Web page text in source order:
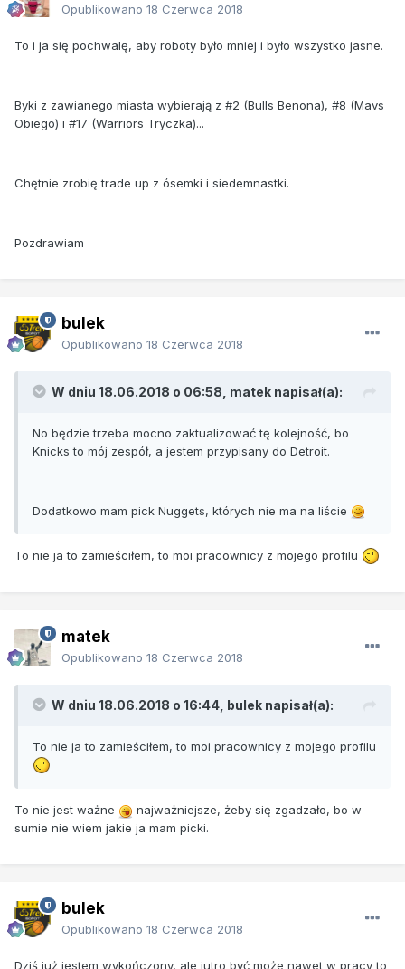
Opublikowano 18 Czerwca 2018
To i ja się pochwalę, aby roboty było mniej i było wszystko jasne.
Byki z zawianego miasta wybierają z #2 (Bulls Benona), #8 (Mavs
Obiego) i #17 (Warriors Tryczka)...
Chętnie zrobię trade up z ósemki i siedemnastki.
Pozdrawiam
bulek
Opublikowano 18 Czerwca 2018
W dniu 18.06.2018 o 06:58, matek napisał(a):
No będzie trzeba mocno zaktualizować tę kolejność, bo
Knicks to mój zespół, a jestem przypisany do Detroit.
Dodatkowo mam pick Nuggets, których nie ma na liście
To nie ja to zamieściłem, to moi pracownicy z mojego profilu
matek
Opublikowano 18 Czerwca 2018
W dniu 18.06.2018 o 16:44, bulek napisał(a):
To nie ja to zamieściłem, to moi pracownicy z mojego profilu
To nie jest ważne
najważniejsze, żeby się zgadzało, bo w
sumie nie wiem jakie ja mam picki.
bulek
Opublikowano 18 Czerwca 2018
Dziś już jestem wykończony, ale jutro być może nawet w pracy to